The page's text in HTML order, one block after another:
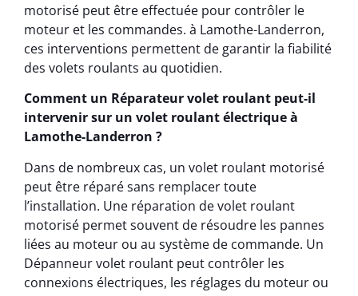
motorisé peut être effectuée pour contrôler le
moteur et les commandes. à Lamothe-Landerron,
ces interventions permettent de garantir la fiabilité
des volets roulants au quotidien.
Comment un Réparateur volet roulant peut-il
intervenir sur un volet roulant électrique à
Lamothe-Landerron ?
Dans de nombreux cas, un volet roulant motorisé
peut être réparé sans remplacer toute
l’installation. Une réparation de volet roulant
motorisé permet souvent de résoudre les pannes
liées au moteur ou au système de commande. Un
Dépanneur volet roulant peut contrôler les
connexions électriques, les réglages du moteur ou